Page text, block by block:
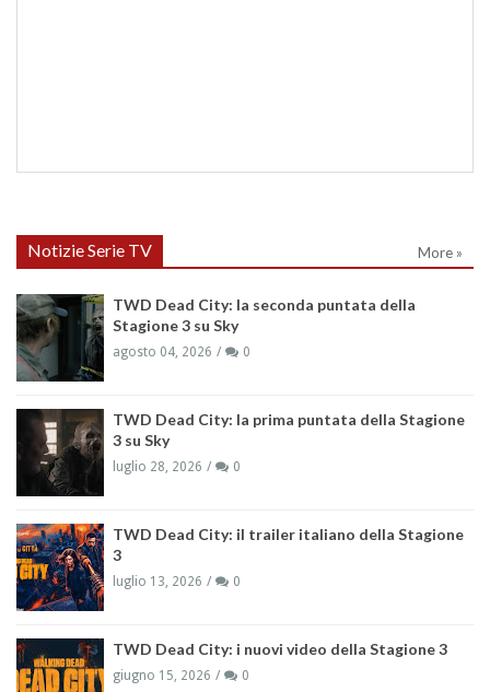
Notizie Serie TV More »
TWD Dead City: la seconda puntata della
Stagione 3 su Sky
agosto 04, 2026 0
TWD Dead City: la prima puntata della Stagione
3 su Sky
luglio 28, 2026 0
TWD Dead City: il trailer italiano della Stagione
3
luglio 13, 2026 0
TWD Dead City: i nuovi video della Stagione 3
giugno 15, 2026 0